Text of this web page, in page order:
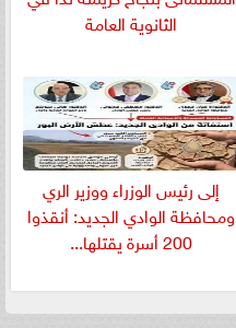
الثانوية العامة
إلى رئيس الوزراء ووزير الري
ومحافظة الوادي الجديد: أنقذوا
200 أسرة يقتلها...